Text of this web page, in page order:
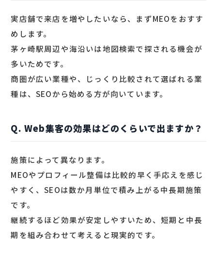
実店舗で来店を増やしたいなら、まずMEOをおすす
めします。
茅ヶ崎駅周辺や海沿いは地図検索で探される機会が
多いためです。
商圏が広い業種や、じっくり比較されて選ばれる業
種は、SEOから始める方が向いています。
Q. Web集客の効果はどのくらいで出ますか？
施策によって異なります。
MEOやプロフィール整備は比較的早く手応えを感じ
やすく、SEOは数か月単位で積み上がる中長期施策
です。
継続するほど効果が安定しやすいため、短期と中長
期を組み合わせて考えると現実的です。